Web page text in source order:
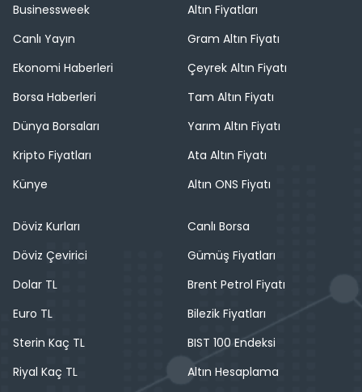
Businessweek
Canlı Yayın
Ekonomi Haberleri
Borsa Haberleri
Dünya Borsaları
Kripto Fiyatları
Künye
Altın Fiyatları
Gram Altın Fiyatı
Çeyrek Altın Fiyatı
Tam Altın Fiyatı
Yarım Altın Fiyatı
Ata Altın Fiyatı
Altın ONS Fiyatı
Döviz Kurları
Döviz Çevirici
Dolar TL
Euro TL
Sterin Kaç TL
Riyal Kaç TL
Canlı Borsa
Gümüş Fiyatları
Brent Petrol Fiyatı
Bilezik Fiyatları
BIST 100 Endeksi
Altın Hesaplama